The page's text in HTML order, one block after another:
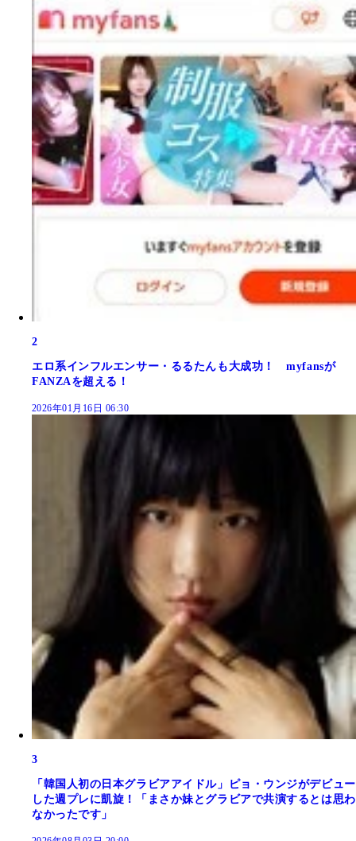
2
エロ系インフルエンサー・るるたんも大成功！ myfansが
FANZAを超える！
2026年01月16日 06:30
3
「韓国人初の日本グラビアアイドル」ピョ・ウンジがデビュー
した週プレに凱旋！「まさか妹とグラビアで共演するとは思わ
なかったです」